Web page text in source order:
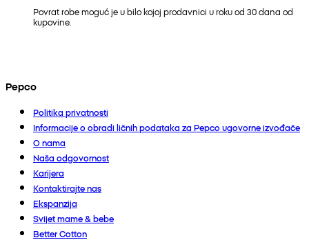
Povrat robe moguć je u bilo kojoj prodavnici u roku od 30 dana od
kupovine.
Pepco
Politika privatnosti
Informacije o obradi ličnih podataka za Pepco ugovorne izvođače
O nama
Naša odgovornost
Karijera
Kontaktirajte nas
Ekspanzija
Svijet mame & bebe
Better Cotton